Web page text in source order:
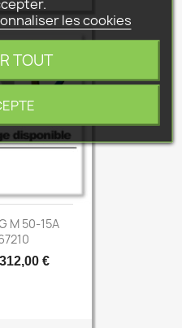
M 50-15A
Prix
312,00 €
les cookies
TOUT